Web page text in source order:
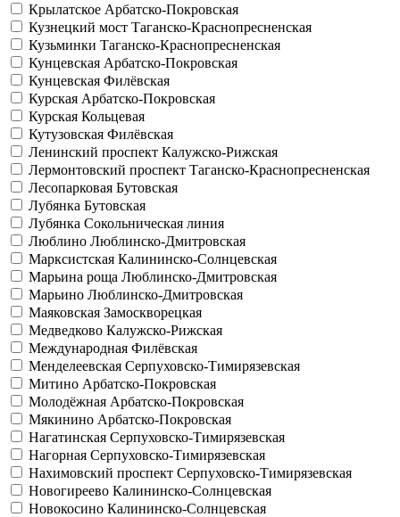
Крылатское Арбатско-Покровская
Кузнецкий мост Таганско-Краснопресненская
Кузьминки Таганско-Краснопресненская
Кунцевская Арбатско-Покровская
Кунцевская Филёвская
Курская Арбатско-Покровская
Курская Кольцевая
Кутузовская Филёвская
Ленинский проспект Калужско-Рижская
Лермонтовский проспект Таганско-Краснопресненская
Лесопарковая Бутовская
Лубянка Бутовская
Лубянка Сокольническая линия
Люблино Люблинско-Дмитровская
Марксистская Калининско-Солнцевская
Марьина роща Люблинско-Дмитровская
Марьино Люблинско-Дмитровская
Маяковская Замоскворецкая
Медведково Калужско-Рижская
Международная Филёвская
Менделеевская Серпуховско-Тимирязевская
Митино Арбатско-Покровская
Молодёжная Арбатско-Покровская
Мякинино Арбатско-Покровская
Нагатинская Серпуховско-Тимирязевская
Нагорная Серпуховско-Тимирязевская
Нахимовский проспект Серпуховско-Тимирязевская
Новогиреево Калининско-Солнцевская
Новокосино Калининско-Солнцевская